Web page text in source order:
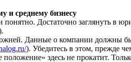
и среднему бизнесу
понятно. Достаточно заглянуть
Данные о компании должны
). Убедитесь в этом, прежде
здесь не прокатит.